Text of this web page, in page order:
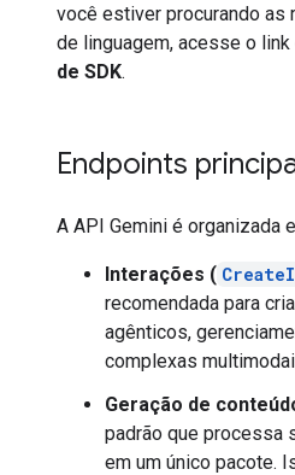
você estiver procurando
de linguagem, acesse o
de SDK.
Endpoints
A API Gemini é organizada
Interações (
recomendada para
agênticos,
complexas
Geração de
padrão que processa
em um único pacote.